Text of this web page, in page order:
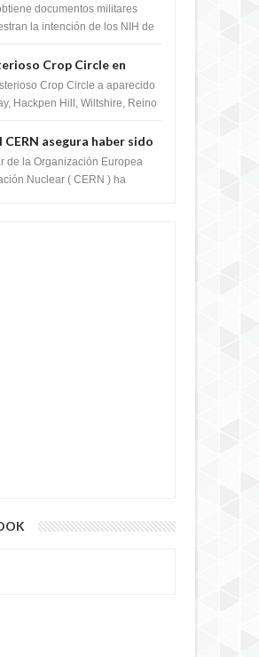
la intención de los NIH de
CoV-2, utilizando la
documentos militares
la intención de los NIH de
Crop Circle en
de junio 2016
Crop Circle a aparecido
Hackpen Hill, Wiltshire, Reino
asegura haber sido
de luz durante una
de Hadrones
de la Organización Europea
Nuclear ( CERN ) ha